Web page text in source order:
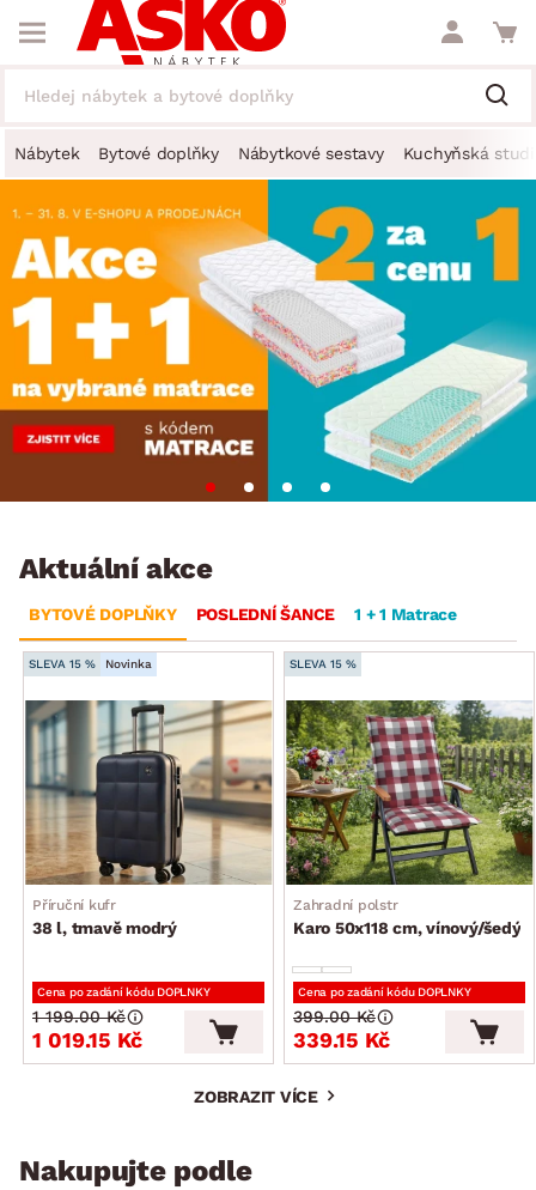
Nábytek Bytové doplňky Nábytkové sestavy Kuchyňská
Aktuální akce
BYTOVÉ DOPLŇKY POSLEDNÍ ŠANCE 1 + 1 Matrace
SLEVA 15 % Novinka
Příruční kufr
38 l, tmavě modrý
Cena po zadání kódu DOPLNKY
1 019.15 Kč
1 199.00 Kč
SLEVA 15 %
Zahradní polstr
Karo 50x118 cm, vínový/šedý
Cena po zadání kódu DOPLNKY
339.15 Kč
399.00 Kč
ZOBRAZIT VÍCE
Nakupujte podle